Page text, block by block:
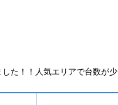
た！！人気エリアで台数が少